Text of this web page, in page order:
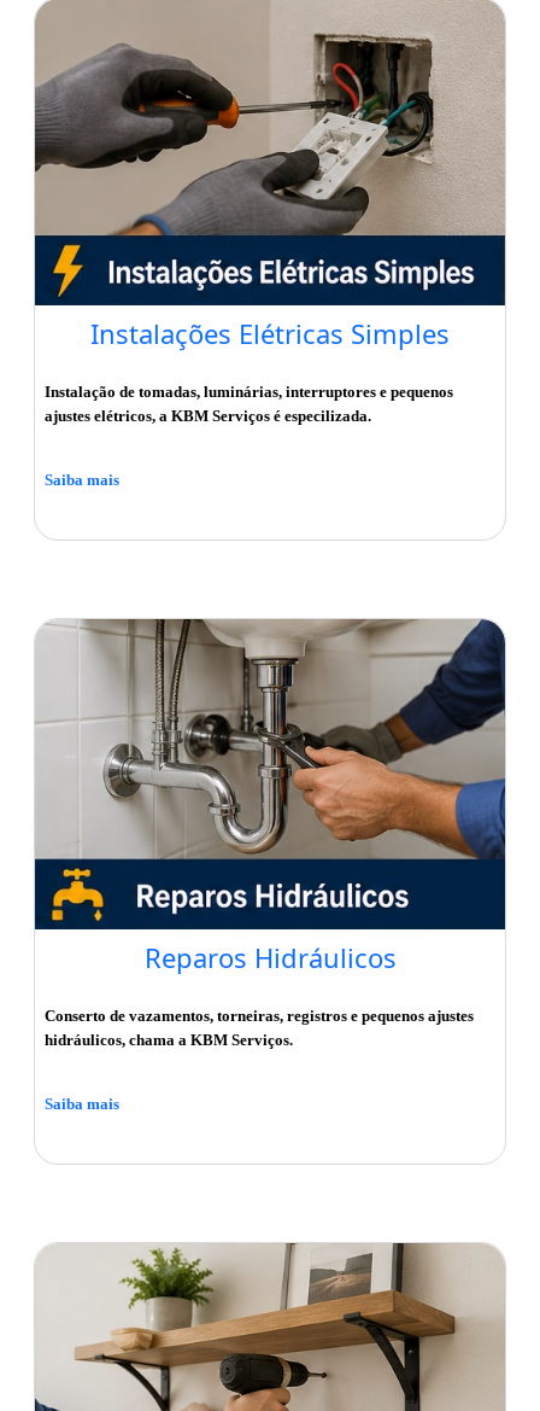
Instalações Elétricas Simples
Instalação de tomadas, luminárias, interruptores e pequenos
ajustes elétricos, a KBM Serviços é especilizada.
Saiba mais
Reparos Hidráulicos
Conserto de vazamentos, torneiras, registros e pequenos ajustes
hidráulicos, chama a KBM Serviços.
Saiba mais